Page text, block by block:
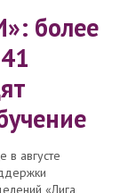
более
августе
«Лига